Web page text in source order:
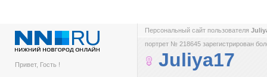
Привет, Гость !
Персональный сайт пользователя
портрет № 218645 зарегистрирован
Juliya17